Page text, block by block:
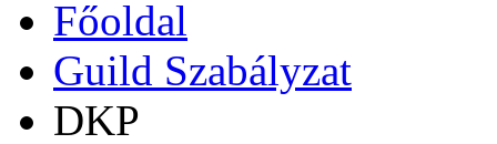
Főoldal
Guild Szabályzat
DKP